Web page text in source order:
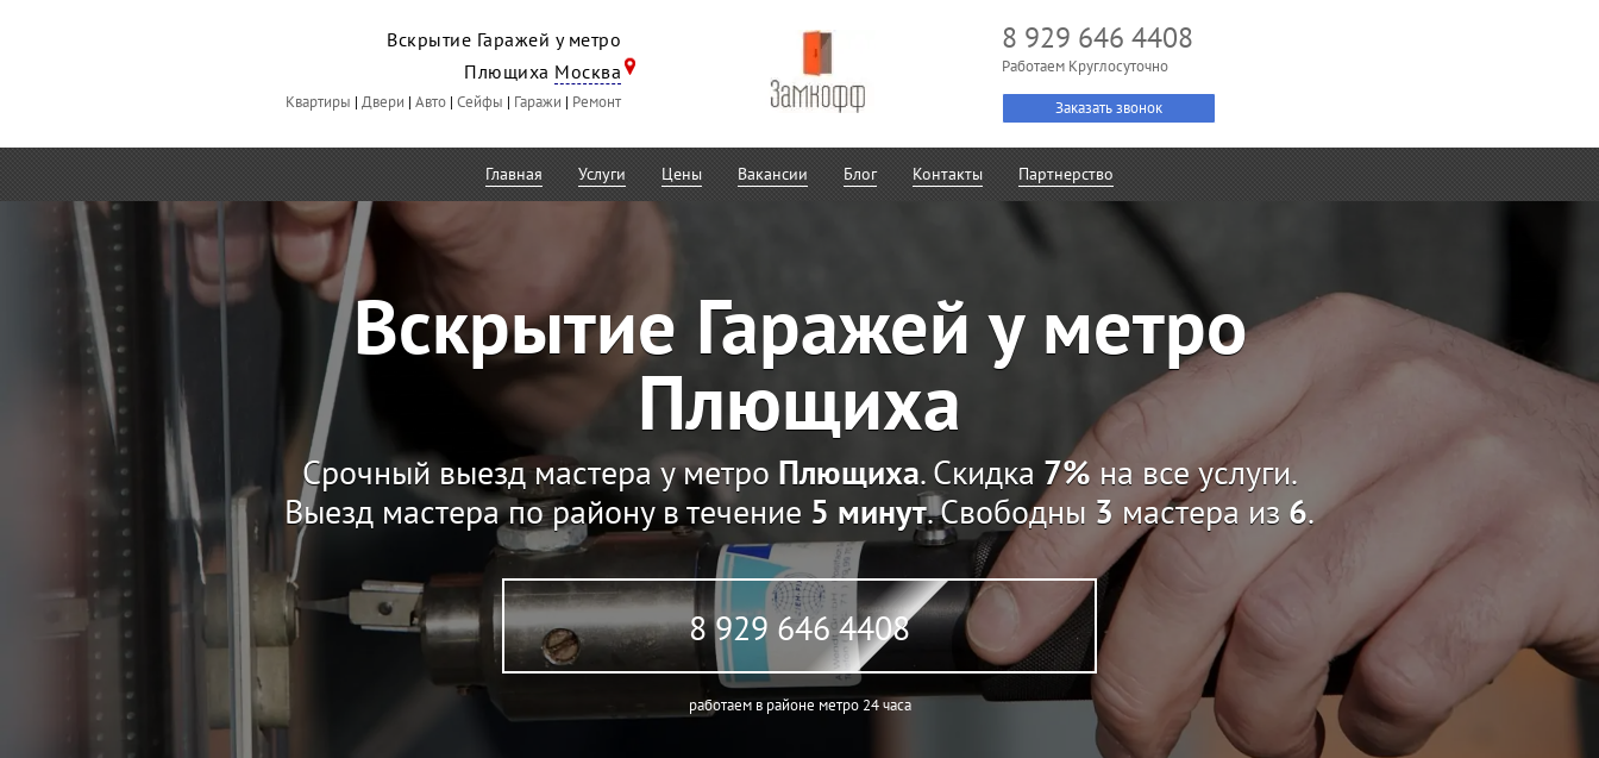
Вскрытие Гаражей у метро
Плющиха Москва
Квартиры | Двери | Авто | Сейфы | Гаражи | Ремонт
8 929 646 4408
Работаем Круглосуточно
Заказать звонок
Главная Услуги Цены Вакансии Блог Контакты Партнерство
Вскрытие Гаражей у метро
Плющиха
Срочный выезд мастера у метро Плющиха. Скидка 7% на все услуги.
Выезд мастера по району в течение 5 минут. Свободны 3 мастера из 6.
8 929 646 4408
работаем в районе метро 24 часа